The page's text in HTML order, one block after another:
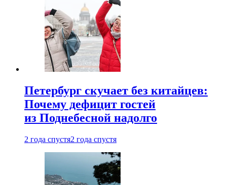
Петербург скучает без китайцев:
Почему дефицит гостей
из Поднебесной надолго
2 года спустя2 года спустя